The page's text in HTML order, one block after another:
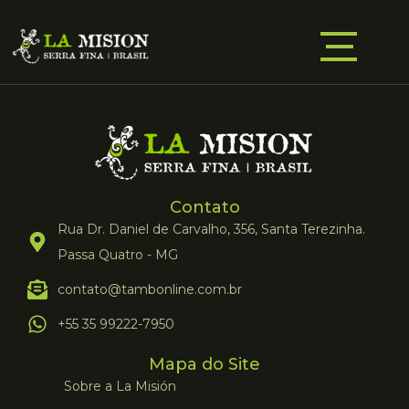
Contato
Rua Dr. Daniel de Carvalho, 356, Santa Terezinha.
Passa Quatro - MG
contato@tambonline.com.br
+55 35 99222-7950
Mapa do Site
Sobre a La Misión